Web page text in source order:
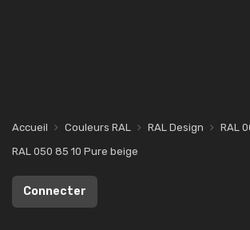
Accueil Couleurs RAL RAL Design
RAL
RAL 050 85 10 Pure beige
Connecter